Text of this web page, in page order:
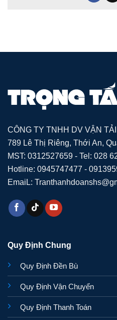
CÔNG TY TNHH DV VẬN
789 Lê Thị Riêng, Thới An,
MST: 0312527659 - Tel: 028
Hotline: 0945747477 -
EmaiL:
Quy Định Chung
Quy Định Đền Bù
Quy Định Vận Chuyển
Quy Định Thanh Toán